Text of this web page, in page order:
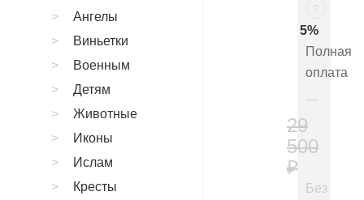
?
5%
Полная
оплата
29
500
₽
Без
Ангелы
Виньетки
Военным
Детям
Животные
Иконы
Ислам
Кресты